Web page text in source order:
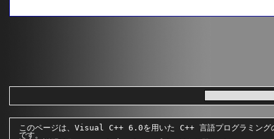
このページは、Visual C++ 6.0を用いた C++ 言語プログラミング
です。